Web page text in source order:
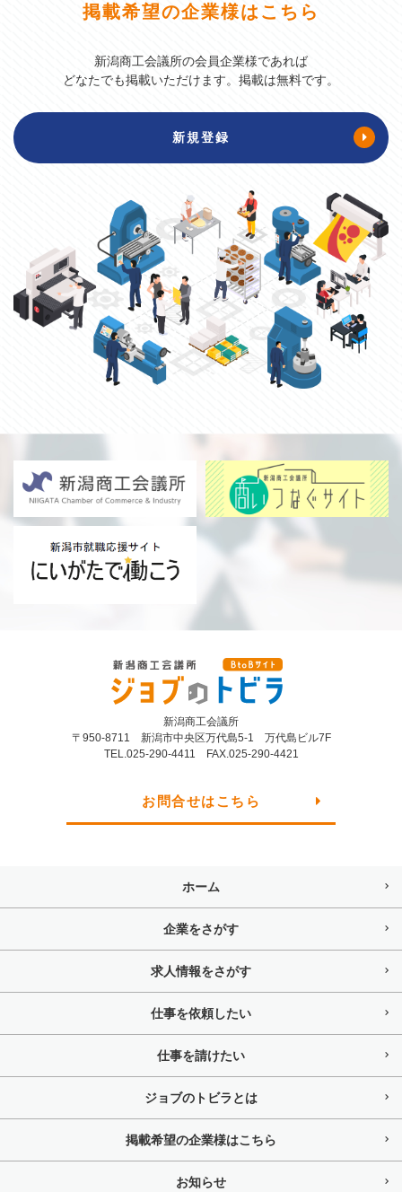
掲載希望の企業様はこちら
新潟商工会議所の会員企業様であれば
どなたでも掲載いただけます。掲載は無料です。
新規登録
新潟商工会議所 BtoBサイト ジ
ョブのトビラ
新潟商⼯会議所
〒950-8711 新潟市中央区万代島5-1 万代島ビル7F
TEL.025-290-4411 FAX.025-290-4421
お問合せはこちら
ホーム
企業をさがす
求人情報をさがす
仕事を依頼したい
仕事を請けたい
ジョブのトビラとは
掲載希望の企業様はこちら
お知らせ